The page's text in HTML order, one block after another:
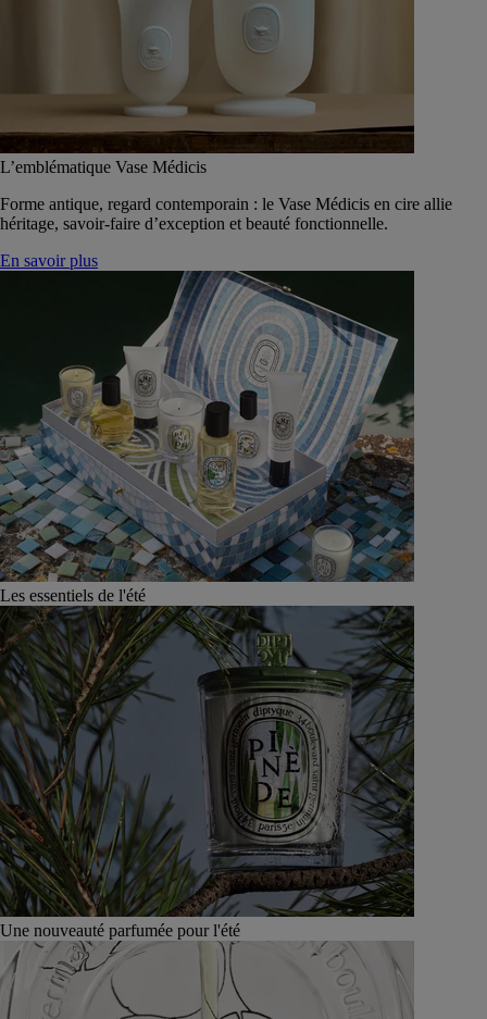
L’emblématique Vase Médicis
Forme antique, regard contemporain : le Vase Médicis en cire allie
héritage, savoir-faire d’exception et beauté fonctionnelle.
En savoir plus
Les essentiels de l'été
Une nouveauté parfumée pour l'été